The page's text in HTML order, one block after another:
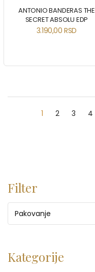
ANTONIO BANDERAS THE
SECRET ABSOLU EDP
3.190,00RSD
1 2 3 4
Filter
Pakovanje
Kategorije